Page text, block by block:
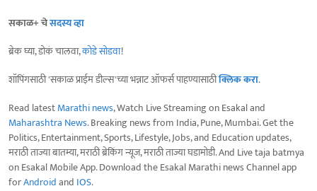
सकाळ+ चेसदस्य व्हा
ब्रेक घ्या, डोकं चालवा,कोडे सोडवा!
शॉपिंगसाठी 'सकाळ प्राईम डील्स'च्या भन्नाट ऑफर्स पाहण्यासाठीक्लिक करा.
Read latestMarathi news, Watch Live Streaming on Esakal and
Maharashtra News. Breaking news from India, Pune, Mumbai. Get the
Politics, Entertainment, Sports, Lifestyle, Jobs, and Education updates,
मराठी ताज्या बातम्या, मराठी ब्रेकिंग न्यूज, मराठी ताज्या घडामोडी. And Live taja batmya
on Esakal Mobile App. Download the Esakal Marathi news Channel app
forAndroidand IOS.